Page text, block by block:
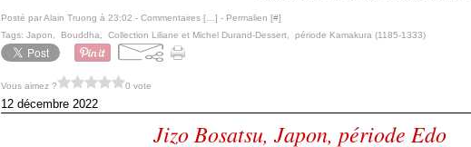
Posté par Alain Truong à 23:02 - Commentaires [ ] - Permalien [#]
Tags: Japon Bouddha Collection Liliane et Michel Durand-Dessert période Kamakura (1185-1333)
Vous aimez ? 0 vote
12 décembre 2022
Jizo Bosatsu, Japon, période Edo